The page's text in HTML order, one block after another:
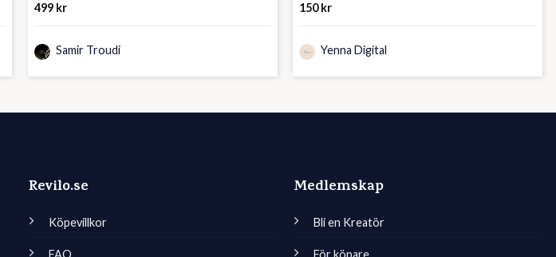
499 kr
Samir Troudi
150kr
Yenna Digital
Revilo.se
Köpevillkor
FAQ
Medlemskap
Bli en Kreatör
För köpare